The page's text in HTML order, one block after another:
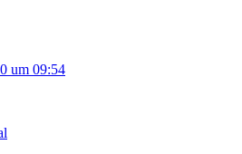
um 09:54